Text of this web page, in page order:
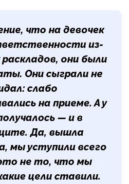
что на девочек
из-
они были
Они сыграли не
слабо
на приеме. А у
— и в
Да, вышла
мы уступили всего
не то, что мы
цели ставили.